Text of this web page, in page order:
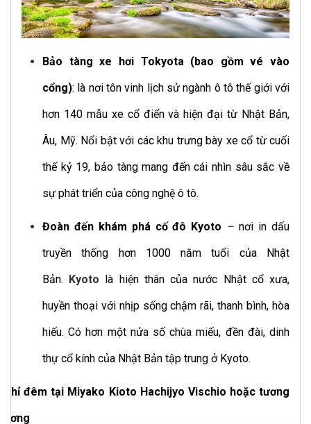
Bảo tàng xe hơi Tokyota (bao gồm vé vào
cổng): là nơi tôn vinh lịch sử ngành ô tô thế giới với
hơn 140 mẫu xe cổ điển và hiện đại từ Nhật Bản,
Âu, Mỹ. Nổi bật với các khu trưng bày xe cổ từ cuối
thế kỷ 19, bảo tàng mang đến cái nhìn sâu sắc về
sự phát triển của công nghệ ô tô.
Đoàn đến khám phá cố đô Kyoto –nơi in dấu
truyền thống hơn 1000 năm tuổi của Nhật
Bản.
Kyoto là hiện thân của nước Nhật cổ xưa,
huyền thoại với nhịp sống chậm rãi, thanh bình, hòa
hiếu. Có hơn một nửa số chùa miếu, đền đài, dinh
thự cổ kính của Nhật Bản tập trung ở Kyoto.
đêm tại Miyako Kioto Hachijyo Vischio hoặc tương